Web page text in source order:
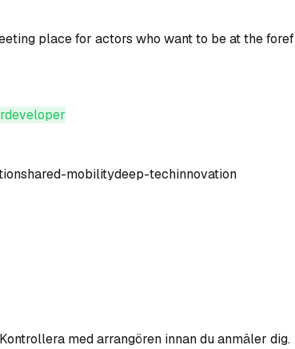
place for actors who want to be at the
developer
shared-mobilitydeep-techinnovation
med arrangören innan du anmäler dig.